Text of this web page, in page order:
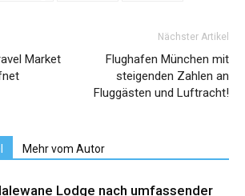
Market
Nächster Artikel
Flughafen München mit
steigenden Zahlen an
Fluggästen und Luftracht!
Mehr vom Autor
Lodge nach umfassender